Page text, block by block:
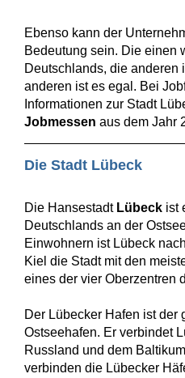
Ebenso kann der
Bedeutung sein. Die einen
Deutschlands, die anderen
anderen ist es egal. Bei
Informationen zur Stadt
Jobmessen aus dem Jahr
Die Stadt Lübeck
Die Hansestadt Lübeck ist
Deutschlands an der
Einwohnern ist Lübeck
Kiel die Stadt mit den
eines der vier Oberzentren
Der Lübecker Hafen ist der
Ostseehafen. Er verbindet
Russland und dem
verbinden die Lübecker